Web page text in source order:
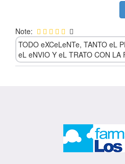
Note:
TODO eXCeLeNTe, TANTO eL
eL eNVIO Y eL TRATO CON LA